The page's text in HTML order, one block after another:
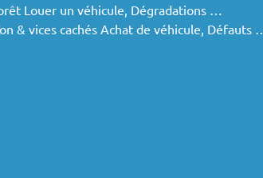
Louer un véhicule, Dégradations …
& vices cachés Achat de véhicule, Défauts